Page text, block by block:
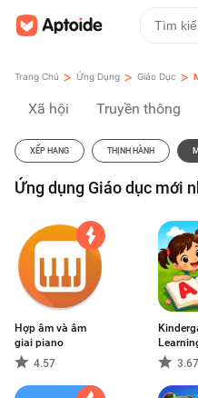
Trang Chủ > Ứng Dụng > Giáo Dục >
Xã hội Truyền thông
XẾP HẠNG THỊNH HÀNH
Ứng dụng Giáo dục mới
Hợp âm và âm
giai piano
4.57
3.67